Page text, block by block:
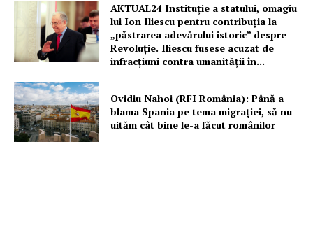
AKTUAL24 Instituție a statului, omagiu
lui Ion Iliescu pentru contribuția la
„păstrarea adevărului istoric” despre
Revoluție. Iliescu fusese acuzat de
infracțiuni contra umanității în...
Ovidiu Nahoi (RFI România): Până a
blama Spania pe tema migrației, să nu
uităm cât bine le-a făcut românilor